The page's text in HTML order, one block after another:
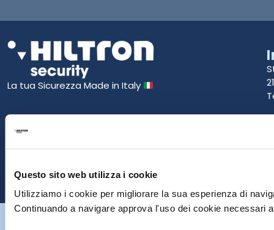
Questo sito web utilizza i cookie
Utilizziamo i cookie per migliorare la sua esperienza di
Continuando a navigare approva l'uso dei cookie necessari
La tua Sicurezza Made in Italy
Hiltron Security è distribuito in Italia da Hiltron Land S.r.l. | P.IVA